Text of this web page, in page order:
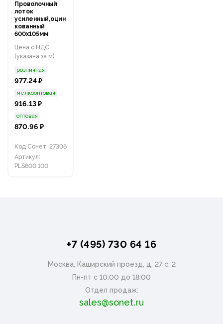
Проволочный
лоток
усиленный,оцин
кованный
600х105мм
Цена с НДС
(указана за м):
розничная
977.24 ₽
мелкооптовая
916.13 ₽
оптовая
870.96 ₽
Код Сонет: 27306
Артикул:
PLS600.100
+7 (495) 730 64 16
Москва, Каширский проезд, д. 27 с. 2
Пн-пт с 10:00 до 18:00
Отдел продаж:
sales@sonet.ru